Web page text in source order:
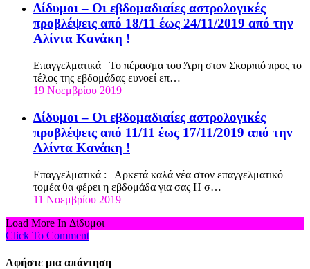
Δίδυμοι – Οι εβδομαδιαίες αστρολογικές
προβλέψεις από 18/11 έως 24/11/2019 από την
Αλίντα Κανάκη !
Επαγγελματικά Το πέρασμα του Άρη στον Σκορπιό προς το
τέλος της εβδομάδας ευνοεί επ…
19 Νοεμβρίου 2019
Δίδυμοι – Οι εβδομαδιαίες αστρολογικές
προβλέψεις από 11/11 έως 17/11/2019 από την
Αλίντα Κανάκη !
Επαγγελματικά : Αρκετά καλά νέα στον επαγγελματικό
τομέα θα φέρει η εβδομάδα για σας Η σ…
11 Νοεμβρίου 2019
Load More In Δίδυμοι
Click To Comment
Αφήστε μια απάντηση